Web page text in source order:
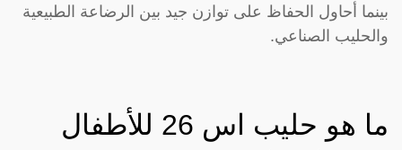
بينما أحاول الحفاظ على توازن جيد بين الرضاعة الطبيعية
والحليب الصناعي.
ما هو حليب اس 26 للأطفال